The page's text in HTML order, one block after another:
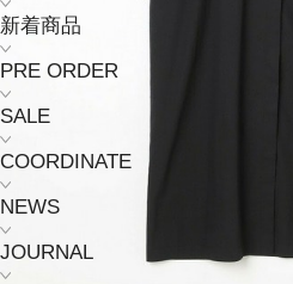
新着商品
PRE ORDER
SALE
COORDINATE
NEWS
JOURNAL